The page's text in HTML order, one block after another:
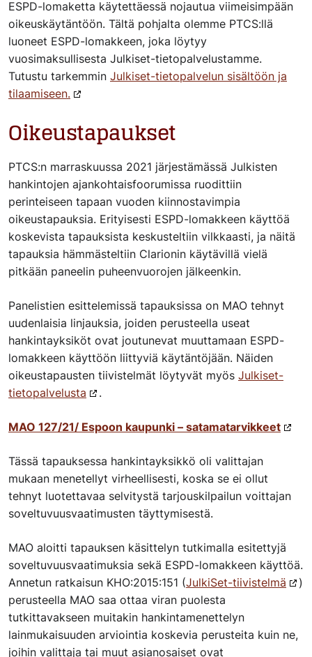
ESPD-lomaketta käytettäessä nojautua viimeisimpään
oikeuskäytäntöön. Tältä pohjalta olemme PTCS:llä
luoneet ESPD-lomakkeen, joka löytyy
vuosimaksullisesta Julkiset-tietopalvelustamme.
Tutustu tarkemmin Julkiset-tietopalvelun sisältöön ja
tilaamiseen.
Oikeustapaukset
PTCS:n marraskuussa 2021 järjestämässä Julkisten
hankintojen ajankohtaisfoorumissa ruodittiin
perinteiseen tapaan vuoden kiinnostavimpia
oikeustapauksia. Erityisesti ESPD-lomakkeen käyttöä
koskevista tapauksista keskusteltiin vilkkaasti, ja näitä
tapauksia hämmästeltiin Clarionin käytävillä vielä
pitkään paneelin puheenvuorojen jälkeenkin.
Panelistien esittelemissä tapauksissa on MAO tehnyt
uudenlaisia linjauksia, joiden perusteella useat
hankintayksiköt ovat joutunevat muuttamaan ESPD-
lomakkeen käyttöön liittyviä käytäntöjään. Näiden
oikeustapausten tiivistelmät löytyvät myös Julkiset-
tietopalvelusta
.
MAO 127/21/ Espoon kaupunki – satamatarvikkeet
Tässä tapauksessa hankintayksikkö oli valittajan
mukaan menetellyt virheellisesti, koska se ei ollut
tehnyt luotettavaa selvitystä tarjouskilpailun voittajan
soveltuvuusvaatimusten täyttymisestä.
MAO aloitti tapauksen käsittelyn tutkimalla esitettyjä
soveltuvuusvaatimuksia sekä ESPD-lomakkeen käyttöä.
Annetun ratkaisun KHO:2015:151 (JulkiSet-tiivistelmä
)
perusteella MAO saa ottaa viran puolesta
tutkittavakseen muitakin hankintamenettelyn
lainmukaisuuden arviointia koskevia perusteita kuin ne,
joihin valittaja tai muut asianosaiset ovat